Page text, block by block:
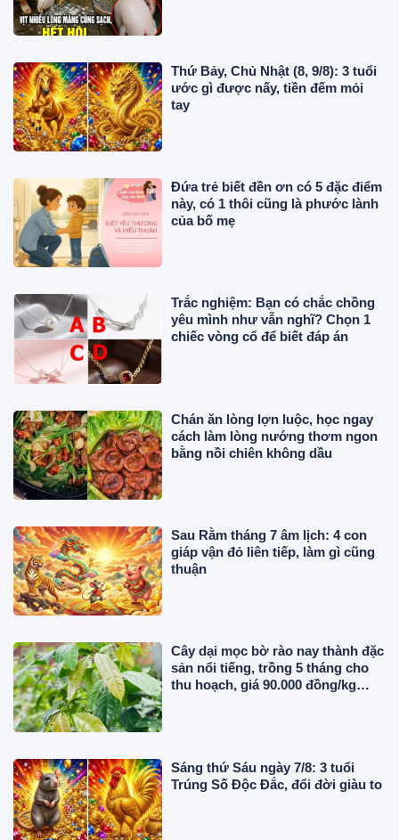
Thứ Bảy, Chủ Nhật (8, 9/8): 3 tuổi
ước gì được nấy, tiền đếm mỏi
tay
Đứa trẻ biết đền ơn có 5 đặc điểm
này, có 1 thôi cũng là phước lành
của bố mẹ
Trắc nghiệm: Bạn có chắc chồng
yêu mình như vẫn nghĩ? Chọn 1
chiếc vòng cổ để biết đáp án
Chán ăn lòng lợn luộc, học ngay
cách làm lòng nướng thơm ngon
bằng nồi chiên không dầu
Sau Rằm tháng 7 âm lịch: 4 con
giáp vận đỏ liên tiếp, làm gì cũng
thuận
Cây dại mọc bờ rào nay thành đặc
sản nổi tiếng, trồng 5 tháng cho
thu hoạch, giá 90.000 đồng/kg
Sáng thứ Sáu ngày 7/8: 3 tuổi
Trúng Số Độc Đắc, đổi đời giàu to